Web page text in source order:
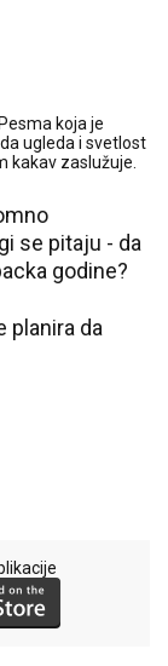
koja je
ugleda i svetlost
kakav zaslužuje.
se pitaju - da
godine?
planira da